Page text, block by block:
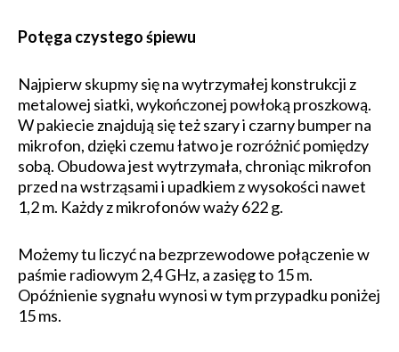
Potęga czystego śpiewu
Najpierw skupmy się na wytrzymałej konstrukcji z
metalowej siatki, wykończonej powłoką proszkową.
W pakiecie znajdują się też szary i czarny bumper na
mikrofon, dzięki czemu łatwo je rozróżnić pomiędzy
sobą. Obudowa jest wytrzymała, chroniąc mikrofon
przed na wstrząsami i upadkiem z wysokości nawet
1,2 m. Każdy z mikrofonów waży 622 g.
Możemy tu liczyć na bezprzewodowe połączenie w
paśmie radiowym 2,4 GHz, a zasięg to 15 m.
Opóźnienie sygnału wynosi w tym przypadku poniżej
15 ms.